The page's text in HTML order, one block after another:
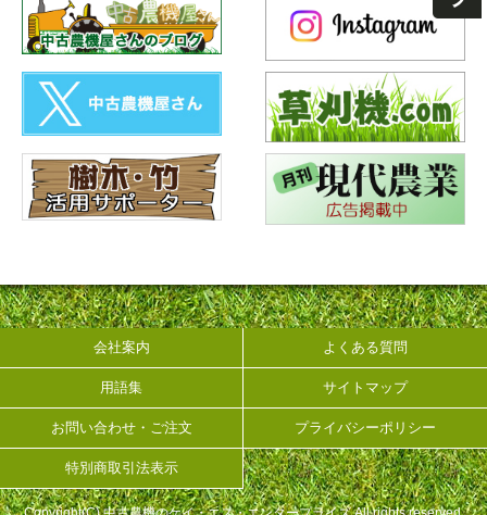
会社案内 よくある質問
用語集 サイトマップ
お問い合わせ・ご注文 プライバシーポリシー
特別商取引法表示